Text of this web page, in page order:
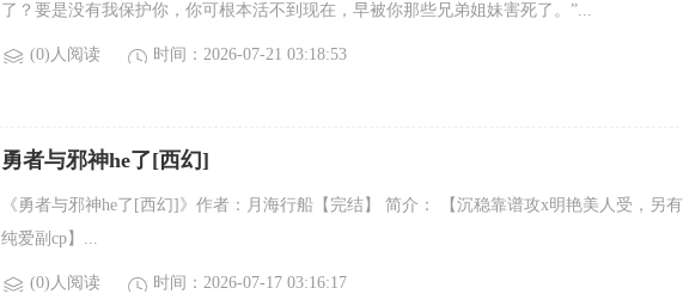
了？要是没有我保护你，你可根本活不到现在，早被你那些兄弟姐妹害死了。”...
(0)人阅读 时间：2026-07-21 03:18:53
勇者与邪神he了[西幻]
《勇者与邪神he了[西幻]》作者：月海行船【完结】 简介： 【沉稳靠谱攻x明艳美人受，另有
纯爱副cp】...
(0)人阅读 时间：2026-07-17 03:16:17